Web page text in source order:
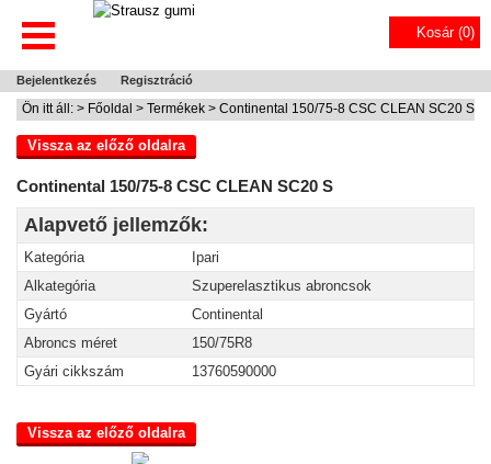
Kosár (0)
Bejelentkezés Regisztráció
Ön itt áll: > Főoldal > Termékek > Continental 150/75-8 CSC CLEAN SC20 S
Vissza az előző oldalra
Continental 150/75-8 CSC CLEAN SC20 S
Alapvető jellemzők:
Kategória
Ipari
Alkategória
Szuperelasztikus abroncsok
Gyártó
Continental
Abroncs méret
150/75R8
Gyári cikkszám
13760590000
Vissza az előző oldalra